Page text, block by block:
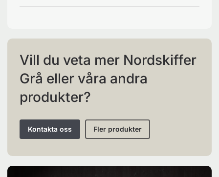
Vill du veta mer Nordskiffer
Grå eller våra andra
produkter?
Kontakta oss Fler produkter